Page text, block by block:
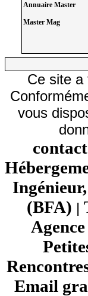
Annuaire Master
Master Mag
Ce site a
vous
(BFA) |
Email